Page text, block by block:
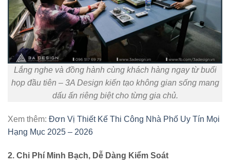
Lắng nghe và đồng hành cùng khách hàng ngay từ buổi
họp đầu tiên – 3A Design kiến tạo không gian sống mang
dấu ấn riêng biệt cho từng gia chủ.
Xem thêm: Đơn Vị Thiết Kế Thi Công Nhà Phố Uy Tín Mọi
Hạng Mục 2025 – 2026
2. Chi Phí Minh Bạch, Dễ Dàng Kiểm Soát